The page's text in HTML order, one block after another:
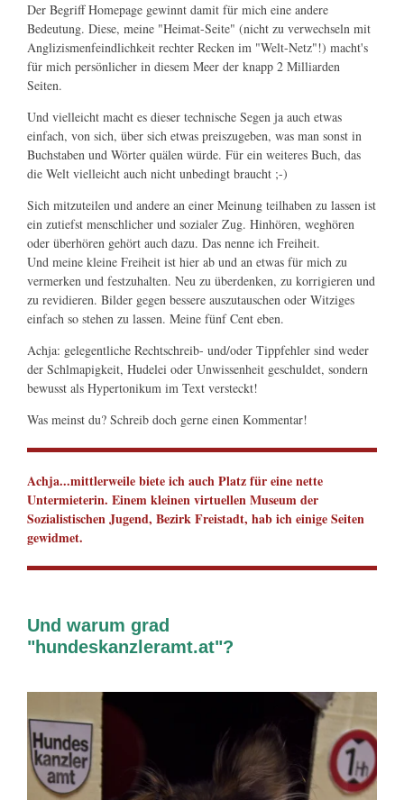
Der Begriff Homepage gewinnt damit für mich eine andere
Bedeutung. Diese, meine "Heimat-Seite" (nicht zu verwechseln mit
Anglizismenfeindlichkeit rechter Recken im "Welt-Netz"!) macht's
für mich persönlicher in diesem Meer der knapp 2 Milliarden
Seiten.
Und vielleicht macht es dieser technische Segen ja auch etwas
einfach, von sich, über sich etwas preiszugeben, was man sonst in
Buchstaben und Wörter quälen würde. Für ein weiteres Buch, das
die Welt vielleicht auch nicht unbedingt braucht ;-)
Sich mitzuteilen und andere an einer Meinung teilhaben zu lassen ist
ein zutiefst menschlicher und sozialer Zug. Hinhören, weghören
oder überhören gehört auch dazu. Das nenne ich Freiheit.
Und meine kleine Freiheit ist hier ab und an etwas für mich zu
vermerken und festzuhalten. Neu zu überdenken, zu korrigieren und
zu revidieren. Bilder gegen bessere auszutauschen oder Witziges
einfach so stehen zu lassen. Meine fünf Cent eben.
Achja: gelegentliche Rechtschreib- und/oder Tippfehler sind weder
der Schlmapigkeit, Hudelei oder Unwissenheit geschuldet, sondern
bewusst als Hypertonikum im Text versteckt!
Was meinst du? Schreib doch gerne einen Kommentar!
Achja...mittlerweile biete ich auch Platz für eine nette
Untermieterin. Einem kleinen virtuellen Museum der
Sozialistischen Jugend, Bezirk Freistadt, hab ich einige Seiten
gewidmet.
Und warum grad
"hundeskanzleramt.at"?